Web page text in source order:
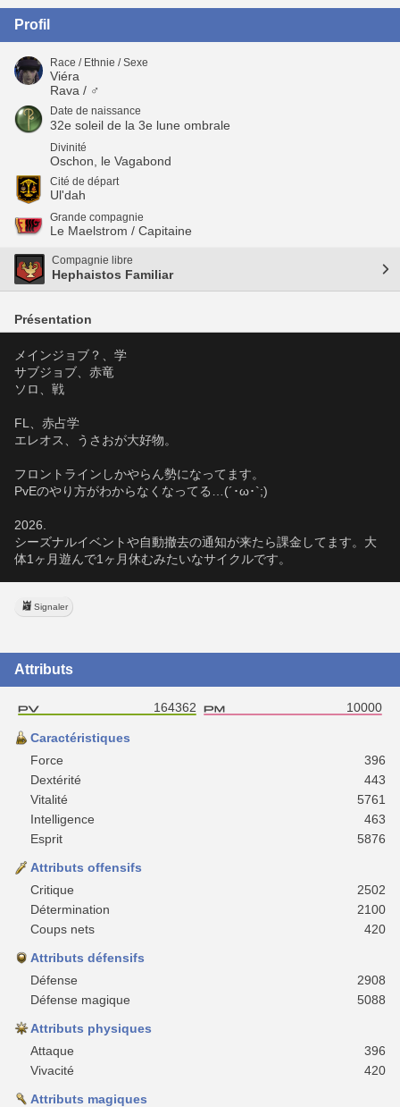
Profil
Race / Ethnie / Sexe
Viéra
Rava / ♂
Date de naissance
32e soleil de la 3e lune ombrale
Divinité
Oschon, le Vagabond
Cité de départ
Ul'dah
Grande compagnie
Le Maelstrom / Capitaine
Compagnie libre
Hephaistos Familiar
Présentation
メインジョブ？、学
サブジョブ、赤竜
ソロ、戦
FL、赤占学
エレオス、うさおが大好物。
フロントラインしかやらん勢になってます。
PvEのやり方がわからなくなってる…(´･ω･`;)
2026.
シーズナルイベントや自動撤去の通知が来たら課金してます。大
体1ヶ月遊んで1ヶ月休むみたいなサイクルです。
Signaler
Attributs
164362 10000
Caractéristiques
Force
396
Dextérité
443
Vitalité
5761
Intelligence
463
Esprit
5876
Attributs offensifs
Critique
2502
Détermination
2100
Coups nets
420
Attributs défensifs
Défense
2908
Défense magique
5088
Attributs physiques
Attaque
396
Vivacité
420
Attributs magiques